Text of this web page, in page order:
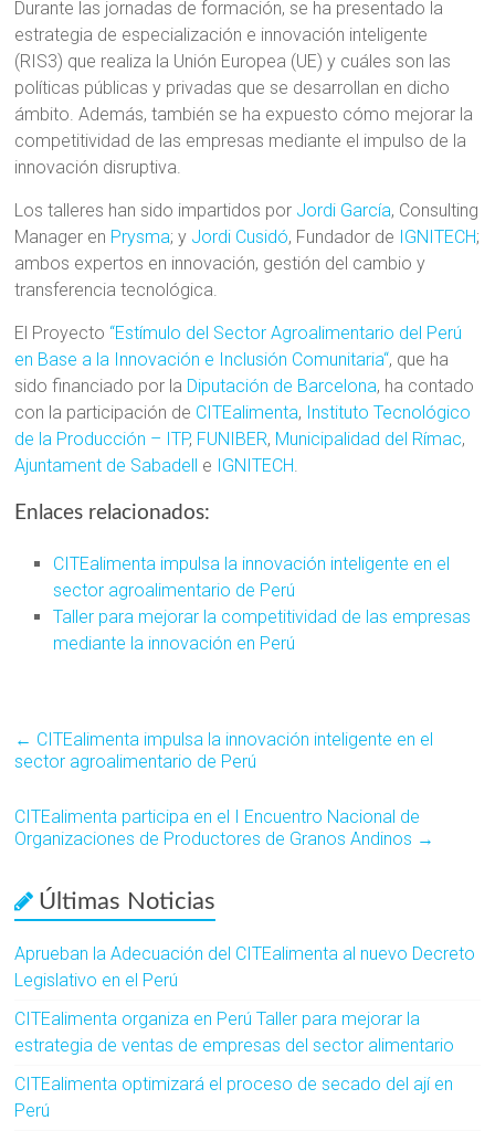
Durante las jornadas de formación, se ha presentado la
estrategia de especialización e innovación inteligente
(RIS3) que realiza la Unión Europea (UE) y cuáles son las
políticas públicas y privadas que se desarrollan en dicho
ámbito. Además, también se ha expuesto cómo mejorar la
competitividad de las empresas mediante el impulso de la
innovación disruptiva.
Los talleres han sido impartidos por Jordi García, Consulting
Manager en Prysma; y Jordi Cusidó, Fundador de IGNITECH;
ambos expertos en innovación, gestión del cambio y
transferencia tecnológica.
El Proyecto “Estímulo del Sector Agroalimentario del Perú
en Base a la Innovación e Inclusión Comunitaria“, que ha
sido financiado por la Diputación de Barcelona, ha contado
con la participación de CITEalimenta, Instituto Tecnológico
de la Producción – ITP, FUNIBER, Municipalidad del Rímac,
Ajuntament de Sabadell e IGNITECH
Enlaces relacionados:
CITEalimenta impulsa la innovación inteligente en el
sector agroalimentario de Perú
Taller para mejorar la competitividad de las empresas
mediante la innovación en Perú
← CITEalimenta impulsa la innovación inteligente en el
sector agroalimentario de Perú
CITEalimenta participa en el I Encuentro Nacional de
Organizaciones de Productores de Granos Andinos →
Últimas Noticias
Aprueban la Adecuación del CITEalimenta al nuevo Decreto
Legislativo en el Perú
CITEalimenta organiza en Perú Taller para mejorar la
estrategia de ventas de empresas del sector alimentario
CITEalimenta optimizará el proceso de secado del ají en
Perú